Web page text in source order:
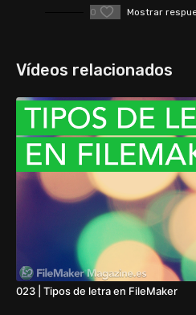
0
Mostrar
Vídeos relacionados
023 | Tipos de letra en FileMaker